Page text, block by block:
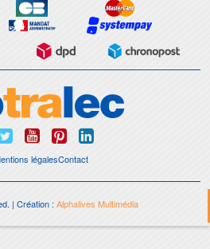
légalesContact
| Création :Alphalives Multimédia